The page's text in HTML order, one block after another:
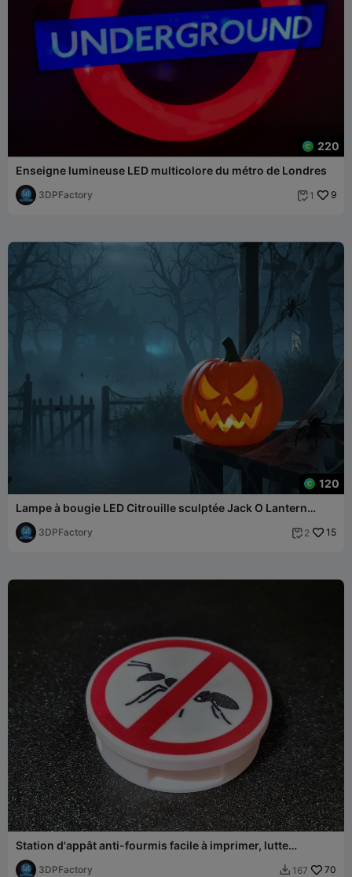
220
Enseigne lumineuse LED multicolore du métro de Londres
3DPFactory  1 9
120
Lampe à bougie LED Citrouille sculptée Jack O Lantern
d'Halloween
3DPFactory  2 15
Station d'appât anti-fourmis facile à imprimer, lutte
antiparasite respectueuse des animaux
3DPFactory  167 70